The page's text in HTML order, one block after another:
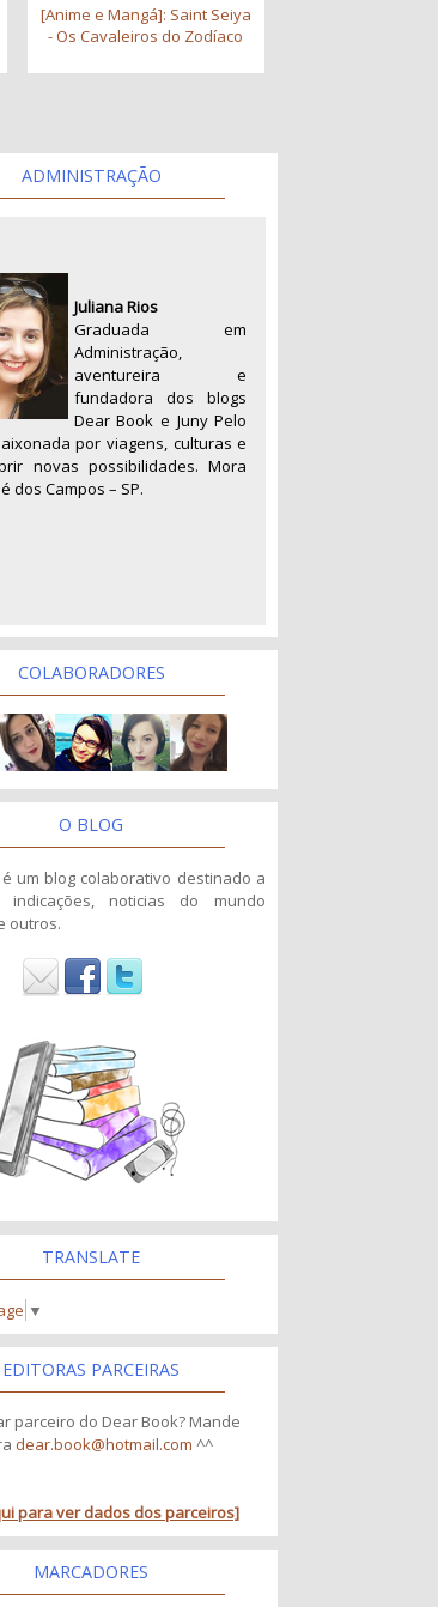
[Anime e Mangá]: Saint Seiya
- Os Cavaleiros do Zodíaco
ADMINISTRAÇÃO
Juliana Rios
Graduada em
Administração,
aventureira e
fundadora dos blogs
Dear Book e Juny Pelo
por viagens, culturas e
novas possibilidades. Mora
dos Campos – SP.
COLABORADORES
O BLOG
é um blog colaborativo destinado a
noticias do mundo
outros.
TRANSLATE
▼
EDITORAS PARCEIRAS
parceiro do Dear Book? Mande
dear.book@hotmail.com ^^
para ver dados dos parceiros]
MARCADORES